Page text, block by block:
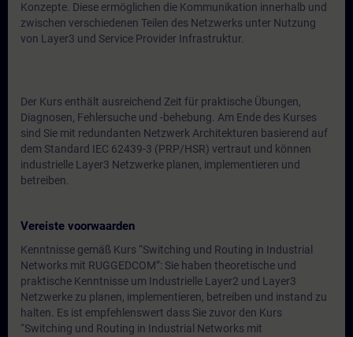
Konzepte. Diese ermöglichen die Kommunikation innerhalb und
zwischen verschiedenen Teilen des Netzwerks unter Nutzung
von Layer3 und Service Provider Infrastruktur.
Der Kurs enthält ausreichend Zeit für praktische Übungen,
Diagnosen, Fehlersuche und -behebung. Am Ende des Kurses
sind Sie mit redundanten Netzwerk Architekturen basierend auf
dem Standard IEC 62439-3 (PRP/HSR) vertraut und können
industrielle Layer3 Netzwerke planen, implementieren und
betreiben.
Vereiste voorwaarden
Kenntnisse gemäß Kurs “Switching und Routing in Industrial
Networks mit RUGGEDCOM”: Sie haben theoretische und
praktische Kenntnisse um Industrielle Layer2 und Layer3
Netzwerke zu planen, implementieren, betreiben und instand zu
halten. Es ist empfehlenswert dass Sie zuvor den Kurs
“Switching und Routing in Industrial Networks mit